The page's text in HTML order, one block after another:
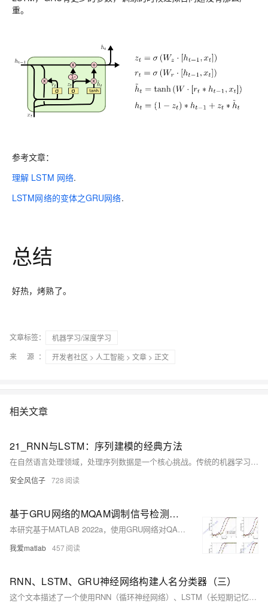
重。
参考文章：
理解 LSTM 网络.
LSTM网络的变体之GRU网络.
总结
好热，烤熟了。
文章标签：
机器学习/深度学习
来 源：
开发者社区 > 人工智能 > 文章 > 正文
相关文章
21_RNN与LSTM：序列建模的经典方法
在自然语言处理领域，处理序列数据是一个核心挑战。传统的机器学习方法难以捕捉序列中的时序依赖关系，而循环神经网络（Recurrent Neural Network，RNN）及其变种长短期记忆网络（Long Short-Term Memory，LSTM）通过其独特的循环结构，为序列建模提供了强大的解决方案。本教程将深入探讨RNN和LSTM的原理、实现方法和最新应用，帮助读者全面掌握这一NLP核心技术。
安全风信子 728
基于GRU网络的MQAM调制信号检测算法matlab仿真,对比LSTM
本研究基于MATLAB 2022a，使用GRU网络对QAM调制信号进行检测。QAM是一种高效调制技术，广泛应用于现代通信系统。传统方法在复杂环境下性能下降，而GRU通过门控机制有效提取时间序列特征，实现16QAM、32QAM、64QAM、128QAM的准确检测。仿真结果显示，GRU在低SNR下表现优异，且训练速度快，参数少。核心程序包括模型预测、误检率和漏检率计算，并绘制准确率图。
我爱matlab 457
RNN、LSTM、GRU神经网络构建人名分类器（三）
这个文本描述了一个使用RNN（循环神经网络）、LSTM（长短期记忆网络）和GRU（门控循环单元）构建的人名分类器的案例。案例的主要目的是通过输入一个人名来预测它最可能属于哪个国家。这个任务在国际化的公司中很重要，因为可以自动为用户注册时提供相应的国家或地区选项。